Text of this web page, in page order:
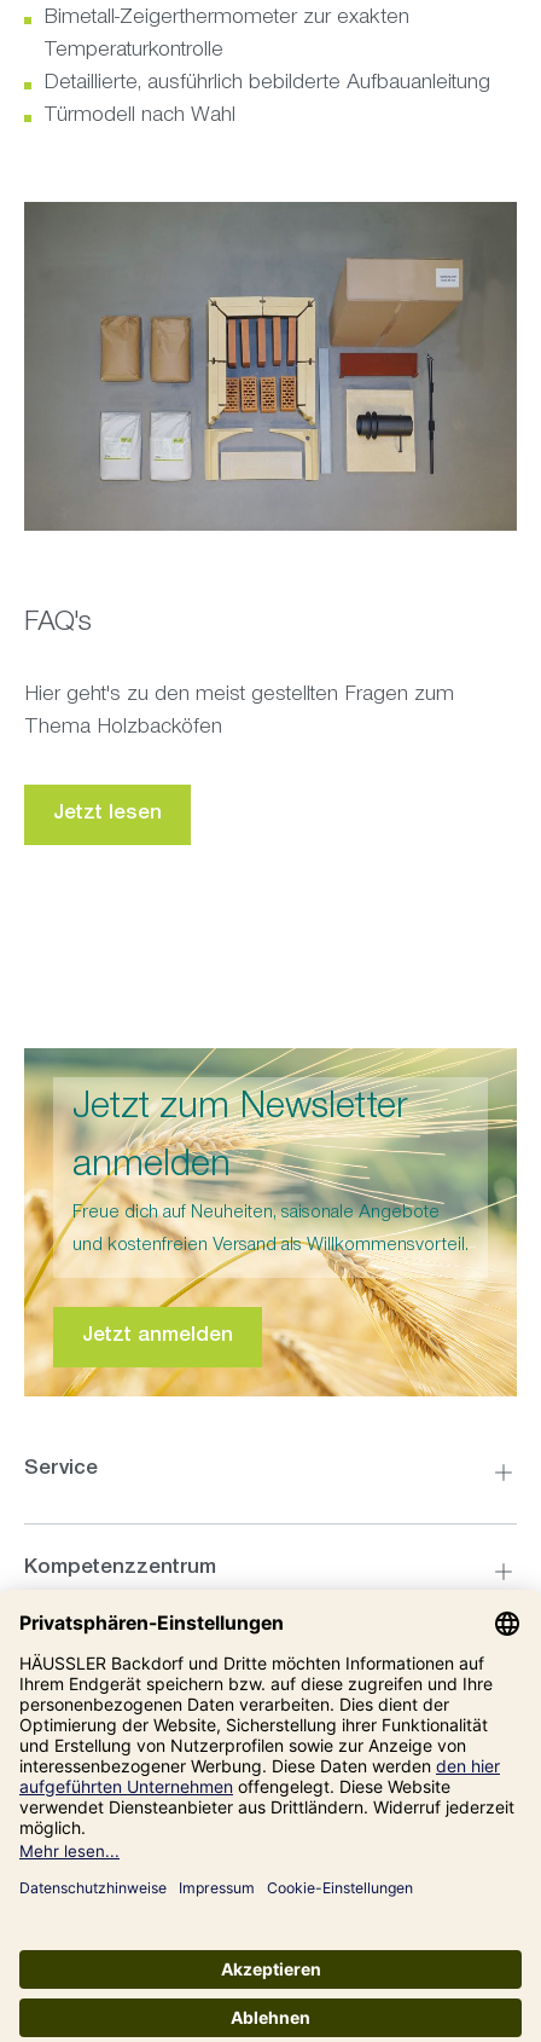
Bimetall-Zeigerthermometer zur exakten
Temperaturkontrolle
Detaillierte, ausführlich bebilderte Aufbauanleitung
Türmodell nach Wahl
FAQ's
Hier geht's zu den meist gestellten Fragen zum
Thema Holzbacköfen
Jetzt lesen
Jetzt zum Newsletter
anmelden
Freue dich auf Neuheiten, saisonale Angebote
und kostenfreien Versand als Willkommensvorteil.
Jetzt anmelden
Service
Kompetenzzentrum
Informationen
Unsere Adresse
Alle Preise inkl. gesetzl. Mehrwertsteuer zzgl.